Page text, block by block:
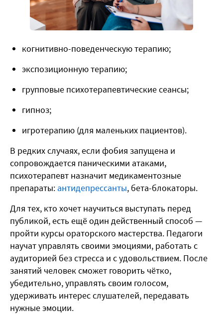
когнитивно-поведенческую терапию;
экспозиционную терапию;
групповые психотерапевтические сеансы;
гипноз;
игротерапию (для маленьких пациентов).
В редких случаях, если фобия запущена и
сопровождается паническими атаками,
психотерапевт назначит медикаментозные
препараты: антидепрессанты, бета-блокаторы.
Для тех, кто хочет научиться выступать перед
публикой, есть ещё один действенный способ —
пройти курсы ораторского мастерства. Педагоги
научат управлять своими эмоциями, работать с
аудиторией без стресса и с удовольствием. После
занятий человек сможет говорить чётко,
убедительно, управлять своим голосом,
удерживать интерес слушателей, передавать
нужные эмоции.